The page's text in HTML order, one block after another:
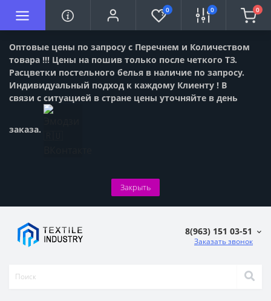
Оптовые цены по запросу с Перечнем и Количеством
товара !!! Цены на пошив только после четкого ТЗ.
Расцветки постельного белья в наличие по запросу.
Индивидуальный подход к каждому Клиенту ! В
связи с ситуацией в стране цены уточняйте в день
заказа.
Закрыть
0 0 0
8(963) 151 03-51
Заказать звонок